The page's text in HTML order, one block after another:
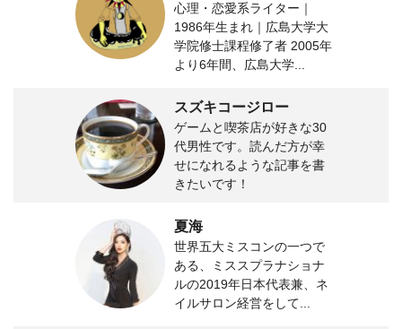
心理・恋愛系ライター｜
1986年生まれ｜広島大学大
学院修士課程修了者 2005年
より6年間、広島大学...
スズキコージロー
ゲームと喫茶店が好きな30
代男性です。読んだ方が幸
せになれるような記事を書
きたいです！
夏海
世界五大ミスコンの一つで
ある、ミススプラナショナ
ルの2019年日本代表兼、ネ
イルサロン経営をして...